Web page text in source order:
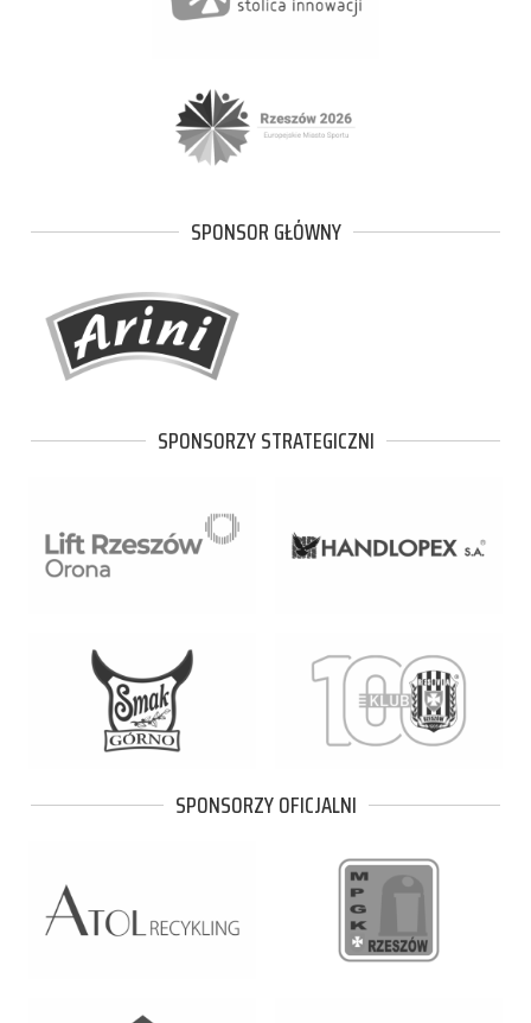
SPONSOR GŁÓWNY
SPONSORZY STRATEGICZNI
SPONSORZY OFICJALNI